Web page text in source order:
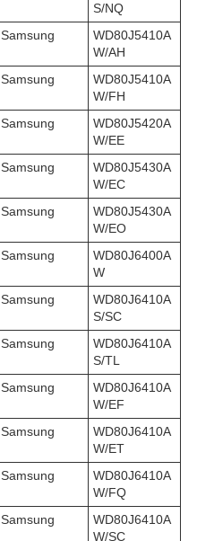
S/NQ
Samsung
WD80J5410A
W/AH
Samsung
WD80J5410A
W/FH
Samsung
WD80J5420A
W/EE
Samsung
WD80J5430A
W/EC
Samsung
WD80J5430A
W/EO
Samsung
WD80J6400A
W
Samsung
WD80J6410A
S/SC
Samsung
WD80J6410A
S/TL
Samsung
WD80J6410A
W/EF
Samsung
WD80J6410A
W/ET
Samsung
WD80J6410A
W/FQ
Samsung
WD80J6410A
W/SC